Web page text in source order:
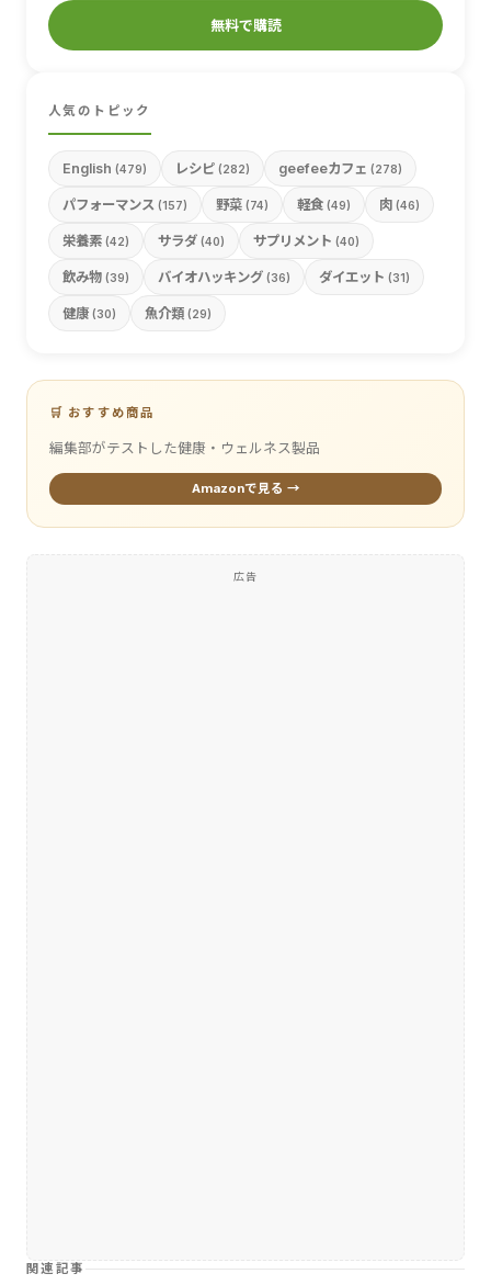
無料で購読
人気のトピック
English (479) レシピ (282) geefeeカフェ (278)
パフォーマンス (157) 野菜 (74) 軽食 (49) 肉 (46)
栄養素 (42) サラダ (40) サプリメント (40)
飲み物 (39) バイオハッキング (36) ダイエット (31)
健康 (30) 魚介類 (29)
🛒 おすすめ商品
編集部がテストした健康・ウェルネス製品
Amazonで見る →
広告
関連記事